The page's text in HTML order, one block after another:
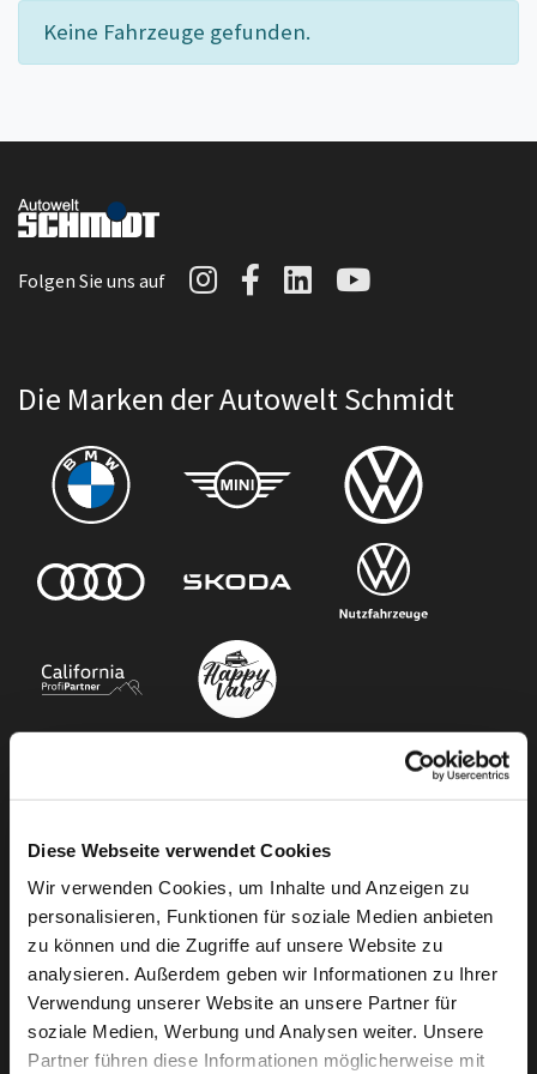
Diese Webseite verwendet Cookies
Wir verwenden Cookies, um Inhalte und Anzeigen zu
personalisieren, Funktionen für soziale Medien anbieten
zu können und die Zugriffe auf unsere Website zu
analysieren. Außerdem geben wir Informationen zu Ihrer
Verwendung unserer Website an unsere Partner für
soziale Medien, Werbung und Analysen weiter. Unsere
Partner führen diese Informationen möglicherweise mit
Keine Fahrzeuge gefunden.
Folgen Sie uns auf Autowelt Schmidt auf
Autowelt Schmidt
AutoweltAutowelt
Die Marken der Autowelt Schmidt
Unser Angebot
Newsletter Anmeldung
Neuwagen
Gebrauchtwagen
Audi Gebrauchtwagen :plus
Camper mieten
Kundenservice